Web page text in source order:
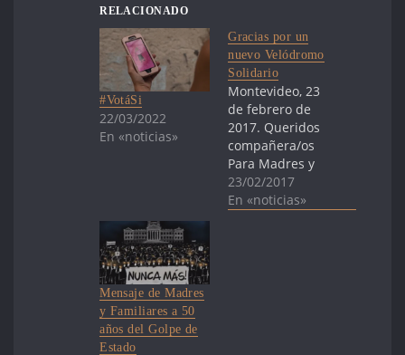
RELACIONADO
#VotáSi
22/03/2022
En «noticias»
Gracias por un
nuevo Velódromo
Solidario
Montevideo, 23
de febrero de
2017. Queridos
compañera/os
Para Madres y
Familiares de
Uruguayos
23/02/2017
En «noticias»
Mensaje de Madres
y Familiares a 50
años del Golpe de
Estado